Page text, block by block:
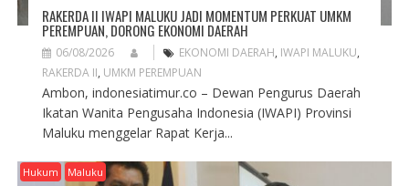
RAKERDA II IWAPI MALUKU JADI MOMENTUM PERKUAT UMKM
PEREMPUAN, DORONG EKONOMI DAERAH
06/08/2026 EKONOMI DAERAH, IWAPI MALUKU,
RAKERDA II, UMKM PEREMPUAN
Ambon, indonesiatimur.co – Dewan Pengurus Daerah
Ikatan Wanita Pengusaha Indonesia (IWAPI) Provinsi
Maluku menggelar Rapat Kerja...
Hukum Maluku